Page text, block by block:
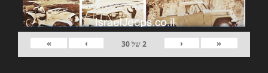
«
‹
2של30
›
»